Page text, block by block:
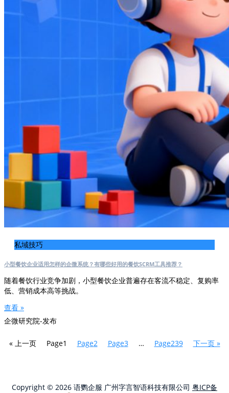
私域技巧
小型餐饮企业适用怎样的企微系统？有哪些好用的餐饮SCRM工具推荐？
随着餐饮行业竞争加剧，小型餐饮企业普遍存在客流不稳定、复购率
低、营销成本高等挑战。
查看 »
企微研究院-发布
« 上一页 Page1 Page2 Page3 … Page239 下一页 »
Copyright © 2026 语鹦企服 广州字言智语科技有限公司 粤ICP备